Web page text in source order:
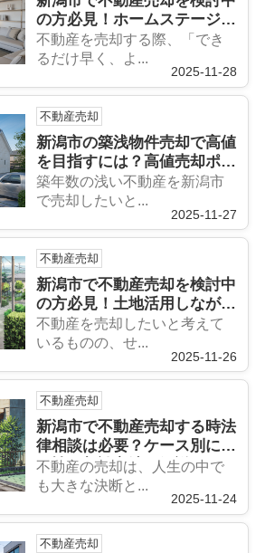
の方必見！ホームステージン
グ事例や効果的な活用法をご
紹介
不動産を売却する際、「でき
るだけ早く、よ...
2025-11-28
不動産売却
新潟市の築浅物件売却で高値
を目指すには？高値売却ポイ
ントを知って売却成功へ
築年数の浅い不動産を新潟市
で売却したいと...
2025-11-27
不動産売却
新潟市で不動産売却を検討中
の方必見！土地活用しながら
の売却方法をご紹介
不動産を売却したいと考えて
いるものの、せ...
2025-11-26
不動産売却
新潟市で不動産売却する時法
律相談は必要？ケース別に必
要性や相談方法を解説
不動産の売却は、人生の中で
も大きな決断と...
2025-11-24
不動産売却